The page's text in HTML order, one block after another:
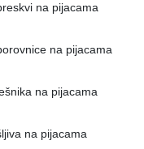
na pijacama
na pijacama
na pijacama
na pijacama